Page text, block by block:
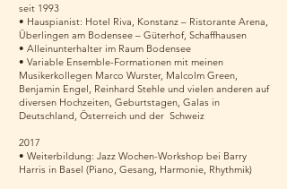
seit 1993
• Hauspianist: Hotel Riva, Konstanz – Ristorante Arena,
Überlingen am Bodensee – Güterhof, Schaffhausen
• Alleinunterhalter im Raum Bodensee
• Variable Ensemble-Formationen mit meinen
Musikerkollegen Marco Wurster, Malcolm Green,
Benjamin Engel, Reinhard Stehle und vielen anderen auf
diversen Hochzeiten, Geburtstagen, Galas in
Deutschland, Österreich und der Schweiz
2017
• Weiterbildung: Jazz Wochen-Workshop bei Barry
Harris in Basel (Piano, Gesang, Harmonie, Rhythmik)